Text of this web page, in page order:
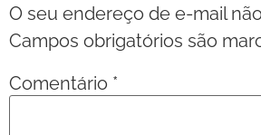
O seu endereço de e-mail
Campos obrigatórios são
Comentário *